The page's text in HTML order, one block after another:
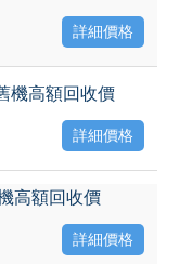
詳細價格
機高額回收價
詳細價格
高額回收價
詳細價格